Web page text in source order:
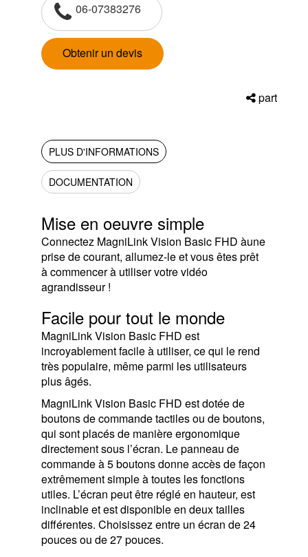
06-07383276
Obtenir un devis
part
PLUS D'INFORMATIONS
DOCUMENTATION
Mise en oeuvre simple
Connectez MagniLink Vision Basic FHD àune
prise de courant, allumez-le et vous êtes prêt
à commencer à utiliser votre vidéo
agrandisseur !
Facile pour tout le monde
MagniLink Vision Basic FHD est
incroyablement facile à utiliser, ce qui le rend
très populaire, même parmi les utilisateurs
plus âgés.
MagniLink Vision Basic FHD est dotée de
boutons de commande tactiles ou de boutons,
qui sont placés de manière ergonomique
directement sous l’écran. Le panneau de
commande à 5 boutons donne accès de façon
extrêmement simple à toutes les fonctions
utiles. L’écran peut être réglé en hauteur, est
inclinable et est disponible en deux tailles
différentes. Choisissez entre un écran de 24
pouces ou de 27 pouces.